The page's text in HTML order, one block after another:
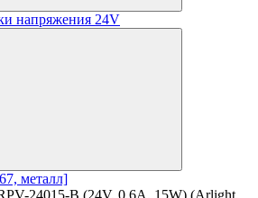
напряжения 24V
металл]
24015-B (24V, 0.6A, 15W) (Arlight,